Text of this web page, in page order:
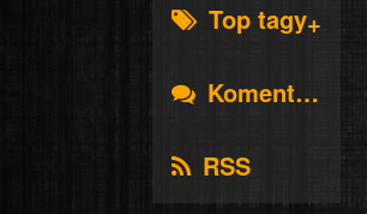
Top tagy
Komentáře
RSS